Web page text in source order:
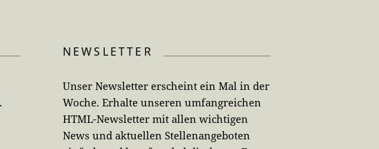
NEWSLETTER
Unser Newsletter erscheint ein Mal in der
Woche. Erhalte unseren umfangreichen
HTML-Newsletter mit allen wichtigen
News und aktuellen Stellenangeboten